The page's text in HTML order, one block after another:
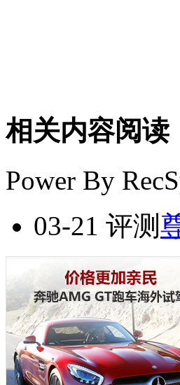
相关内容阅读
Power By
03-21 评测